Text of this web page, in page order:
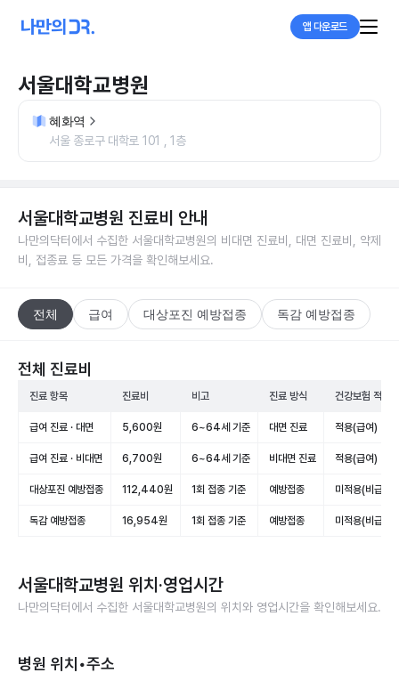
앱 다운로드
서울대학교병원
혜화역
서울 종로구 대학로 101 , 1층
서울대학교병원 진료비 안내
나만의닥터에서 수집한 서울대학교병원의 비대면 진료비, 대면 진료비, 약제
비, 접종료 등 모든 가격을 확인해보세요.
전체 급여 대상포진 예방접종 독감 예방접종
전체 진료비
진료 항목 진료비 비고 진료 방식 건강보험 적용
급여 진료 · 대면 5,600원 6~64세 기준 대면 진료 적용(급여)
급여 진료 · 비대면 6,700원 6~64세 기준 비대면 진료 적용(급여)
대상포진 예방접종 112,440원 1회 접종 기준 예방접종 미적용(비급여)
독감 예방접종 16,954원 1회 접종 기준 예방접종 미적용(비급여)
서울대학교병원 위치·영업시간
나만의닥터에서 수집한 서울대학교병원의 위치와 영업시간을 확인해보세요.
병원 위치•주소